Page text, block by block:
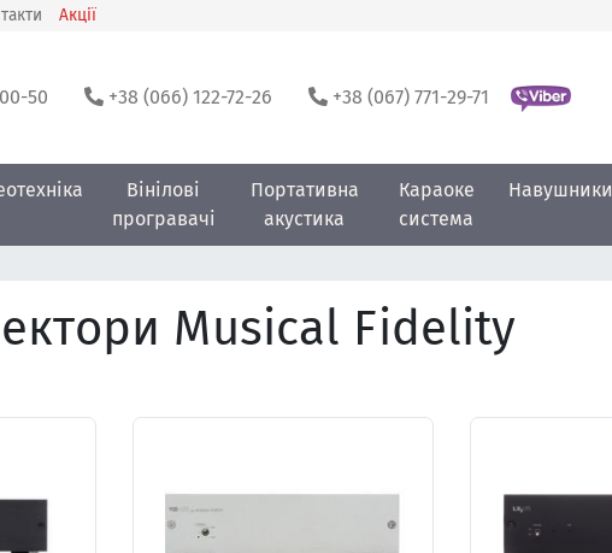
Акції
50 +38 (066) 122-72-26 +38 (067) 771-29-71
Вінілові
програвачі
Портативна
акустика
Караоке
система
Навушники
Musical Fidelity